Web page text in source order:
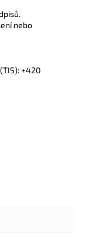
nebo
(TIS): +420